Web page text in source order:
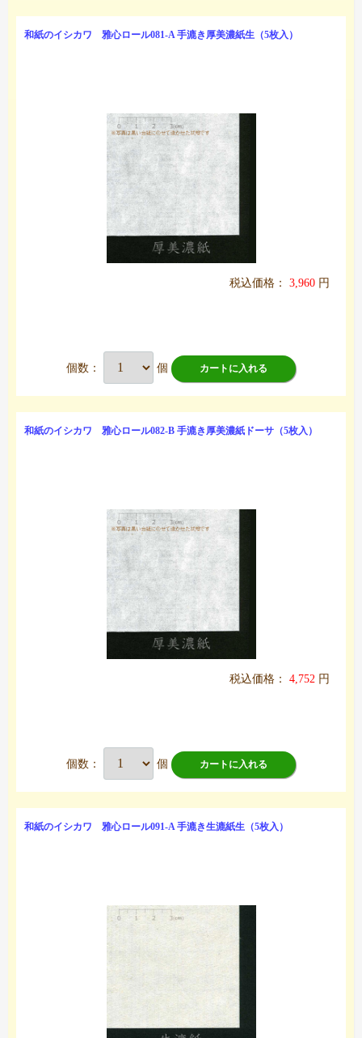
和紙のイシカワ 雅心ロール081-A 手漉き厚美濃紙生（5枚入）
税込価格： 3,960 円
個数： 個 カートに入れる
和紙のイシカワ 雅心ロール082-B 手漉き厚美濃紙ドーサ（5枚入）
税込価格： 4,752 円
個数： 個 カートに入れる
和紙のイシカワ 雅心ロール091-A 手漉き生漉紙生（5枚入）